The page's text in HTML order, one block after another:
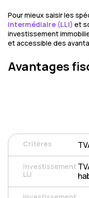
Pour mieux saisir les
Intermédiaire (LLI) et
investissement
et accessible des
Avantages